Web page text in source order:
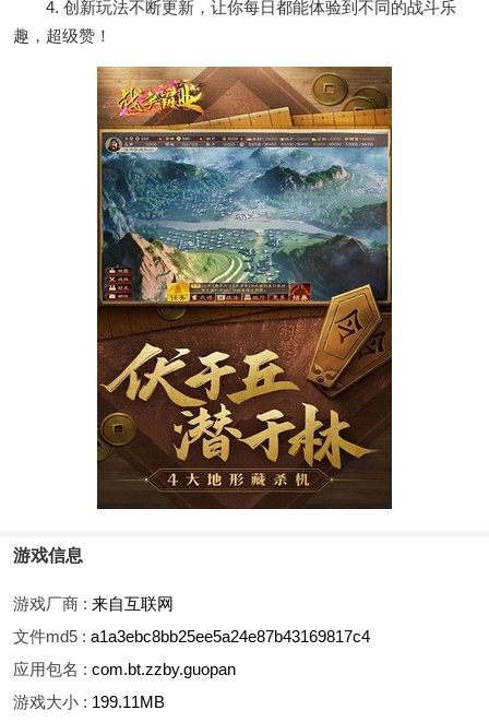
4. 创新玩法不断更新，让你每日都能体验到不同的战斗乐
趣，超级赞！
游戏信息
游戏厂商 : 来自互联网
文件md5 : a1a3ebc8bb25ee5a24e87b43169817c4
应用包名 : com.bt.zzby.guopan
游戏大小 : 199.11MB